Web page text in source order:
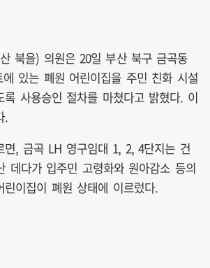
북을) 의원은 20일 부산 북구 금곡동
있는 폐원 어린이집을 주민 친화 시설
사용승인 절차를 마쳤다고 밝혔다. 이
.
면, 금곡 LH 영구임대 1, 2, 4단지는 건
데다가 입주민 고령화와 원아감소 등의
이집이 폐원 상태에 이르렀다.